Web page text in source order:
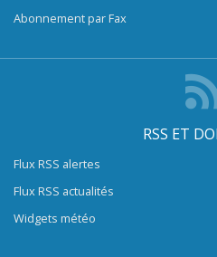
Abonnement par Fax
RSS ET
Flux RSS alertes
Flux RSS actualités
Widgets météo